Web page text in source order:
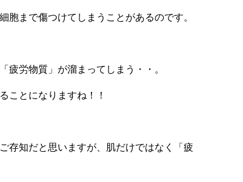
胞まで傷つけてしまうことがあるのです。
疲労物質」が溜まってしまう・・。
ことになりますね！！
存知だと思いますが、肌だけではなく「疲